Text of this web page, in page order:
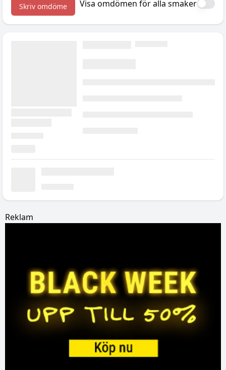
Skriv omdöme Visa omdömen för alla smaker
Reklam